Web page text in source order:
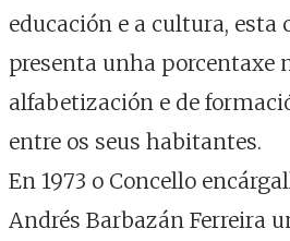
educación e a cultura, esta
presenta unha porcentaxe
alfabetización e de
entre os seus habitantes.
En 1973 o Concello
Andrés Barbazán Ferreira